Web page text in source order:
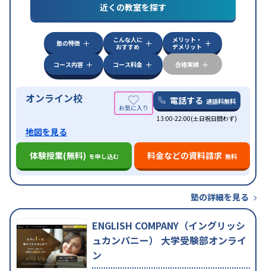
特徴
中高一貫校生に対応授業の振替可能
学習にPC・タブレットを利用オンライン対応1
科目から受講可能
近くの教室を探す
塾の特徴
こんな人に
おすすめ
メリット・
デメリット
コース内容
コース料金 合格実績
オンライン校 電話する 通話料無料
13:00-22:00(土日祝日問わず)
地図を見る
体験授業(無料) を申し込む 料金などの資料請求 無料
塾の詳細を見る
ENGLISH COMPANY（イングリッシ
ュカンパニー） 大学受験部オンライ
ン